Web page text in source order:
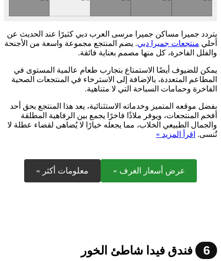
يتردد جميرا مساكن جميرا مرسى العرب دبي كثيرًا عند الحديث عن
أحلي منتجعات جميرا دبي. يضم المنتجع مجموعة واسعة من الأجنحة
والفلل الفاخرة، كل منها مصمم بعناية فائقة.
يمكن للضيوف أيضًا الاستمتاع بتجارب طعام عالمية المستوى في
المطاعم المتعددة، بالإضافة إلى الاسترخاء في المنتجعات الصحية
الفاخرة وحمامات السباحة التي لا متناهية.
بفضل موقعه المتميز وخدماته الاستثنائية، يعد هذا المنتجع بحق أحد
أفخم المنتجعات، ويوفر ملاذًا فاخرًا يجمع بين الرفاهية المطلقة
والجمال الطبيعي الخلاب، مما يجعله خيارًا لا يُضاهى لقضاء عطلة لا
تُنسى. اقرأ المزيد »
عرض أسعار الغرف » معلومات أكثر »
6 فندق فيدا شاطئ الخور